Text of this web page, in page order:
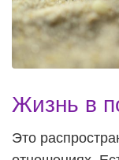
Жизнь в
Это